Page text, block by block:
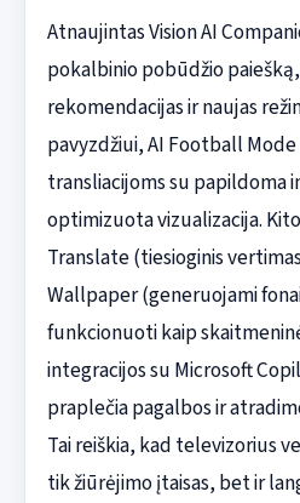
Atnaujintas Vision AI
pokalbinio pobūdžio
rekomendacijas ir naujas
pavyzdžiui, AI Football
transliacijoms su papildoma
optimizuota vizualizacija.
Translate (tiesioginis
Wallpaper (generuojami
funkcionuoti kaip
integracijos su Microsoft
praplečia pagalbos ir
Tai reiškia, kad televizorius
tik žiūrėjimo įtaisas, bet ir